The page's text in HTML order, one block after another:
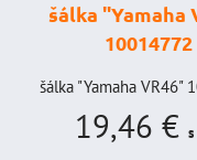
šálka "Yamaha
10014772
šálka "Yamaha VR46"
19,46 € s